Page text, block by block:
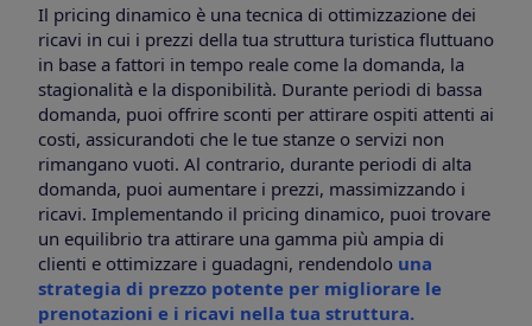
Il pricing dinamico è una tecnica di ottimizzazione dei
ricavi in cui i prezzi della tua struttura turistica fluttuano
in base a fattori in tempo reale come la domanda, la
stagionalità e la disponibilità. Durante periodi di bassa
domanda, puoi offrire sconti per attirare ospiti attenti ai
costi, assicurandoti che le tue stanze o servizi non
rimangano vuoti. Al contrario, durante periodi di alta
domanda, puoi aumentare i prezzi, massimizzando i
ricavi. Implementando il pricing dinamico, puoi trovare
un equilibrio tra attirare una gamma più ampia di
clienti e ottimizzare i guadagni, rendendolo una
strategia di prezzo potente per migliorare le
prenotazioni e i ricavi nella tua struttura.